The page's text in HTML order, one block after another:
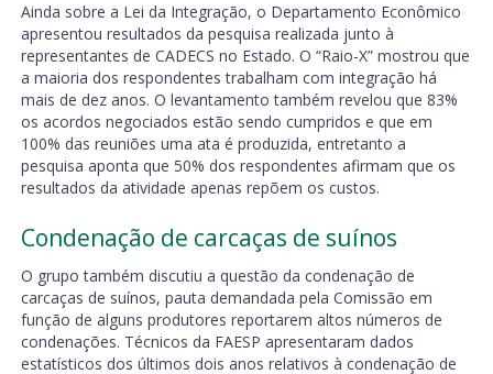
Ainda sobre a Lei da Integração, o Departamento Econômico
apresentou resultados da pesquisa realizada junto à
representantes de CADECS no Estado. O “Raio-X” mostrou que
a maioria dos respondentes trabalham com integração há
mais de dez anos. O levantamento também revelou que 83%
os acordos negociados estão sendo cumpridos e que em
100% das reuniões uma ata é produzida, entretanto a
pesquisa aponta que 50% dos respondentes afirmam que os
resultados da atividade apenas repõem os custos.
Condenação de carcaças de suínos
O grupo também discutiu a questão da condenação de
carcaças de suínos, pauta demandada pela Comissão em
função de alguns produtores reportarem altos números de
condenações. Técnicos da FAESP apresentaram dados
estatísticos dos últimos dois anos relativos à condenação de